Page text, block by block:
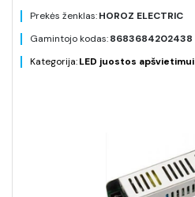
Prekės ženklas:HOROZ ELECTRIC
Gamintojo kodas:8683684202438
Kategorija:LED juostos apšvietimui